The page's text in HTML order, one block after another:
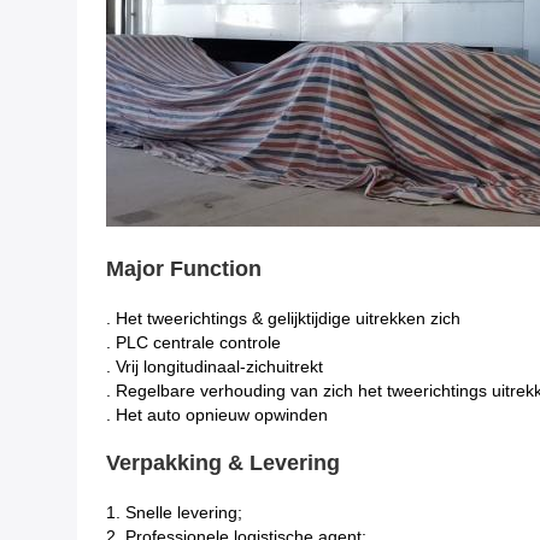
Major Function
. Het tweerichtings & gelijktijdige uitrekken zich
. PLC centrale controle
. Vrij longitudinaal-zichuitrekt
. Regelbare verhouding van zich het tweerichtings
. Het auto opnieuw opwinden
Verpakking & Levering
1. Snelle levering;